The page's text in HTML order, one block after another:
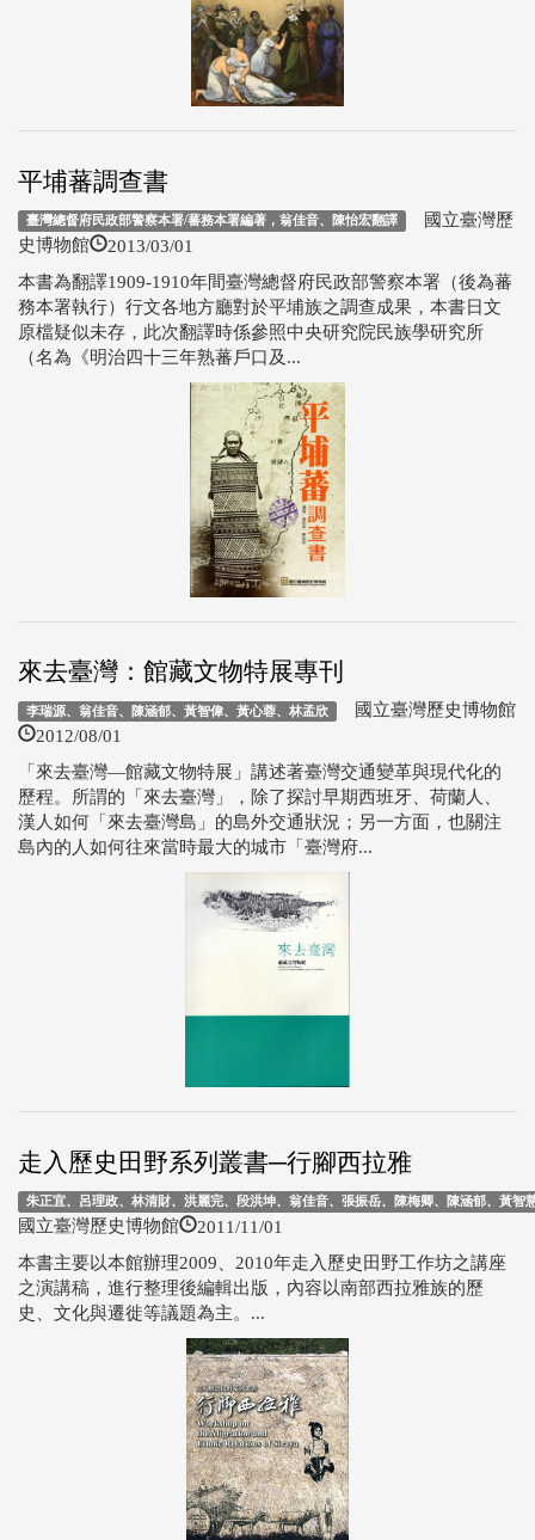
平埔蕃調查書
臺灣總督府民政部警察本署/蕃務本署編著，翁佳音、陳怡宏翻譯 國立臺灣歷
史博物館
2013/03/01
本書為翻譯1909-1910年間臺灣總督府民政部警察本署（後為蕃
務本署執行）行文各地方廳對於平埔族之調查成果，本書日文
原檔疑似未存，此次翻譯時係參照中央研究院民族學研究所
（名為《明治四十三年熟蕃戶口及...
來去臺灣：館藏文物特展專刊
李瑞源、翁佳音、陳涵郁、黃智偉、黃心蓉、林孟欣 國立臺灣歷史博物館
2012/08/01
「來去臺灣—館藏文物特展」講述著臺灣交通變革與現代化的
歷程。所謂的「來去臺灣」，除了探討早期西班牙、荷蘭人、
漢人如何「來去臺灣島」的島外交通狀況；另一方面，也關注
島內的人如何往來當時最大的城市「臺灣府...
走入歷史田野系列叢書─行腳西拉雅
朱正宜、呂理政、林清財、洪麗完、段洪坤、翁佳音、張振岳、陳梅卿、陳涵郁、黃智
國立臺灣歷史博物館 2011/11/01
本書主要以本館辦理2009、2010年走入歷史田野工作坊之講座
之演講稿，進行整理後編輯出版，內容以南部西拉雅族的歷
史、文化與遷徙等議題為主。...